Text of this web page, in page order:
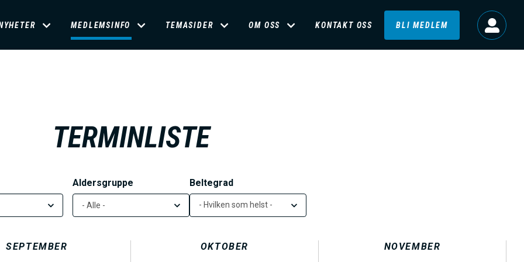
M
MEDLEMSINFO TEMASIDER OM OSS KONTAKT OSS BLI MEDLEM
TERMINLISTE
Aldersgruppe Beltegrad
- Hvilken som helst -
SEPTEMBER OKTOBER NOVEMBER